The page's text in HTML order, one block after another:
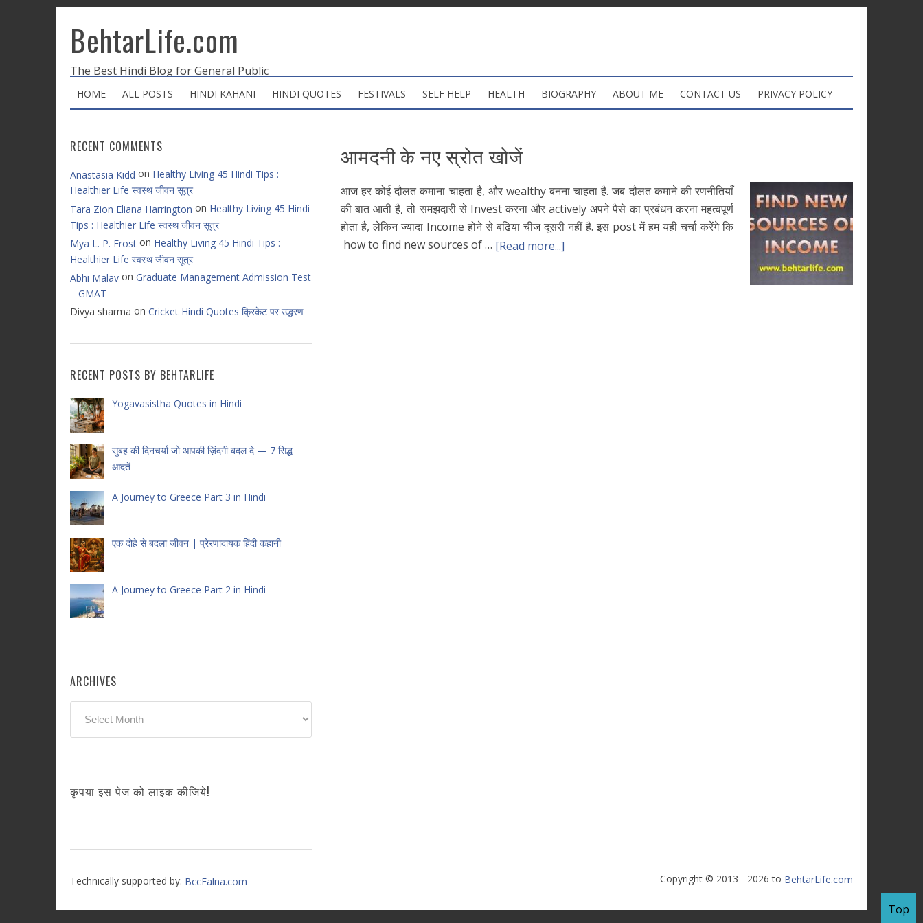
BehtarLife.com
The Best Hindi Blog for General Public
HOME ALL POSTS HINDI KAHANI HINDI QUOTES FESTIVALS SELF HELP HEALTH BIOGRAPHY ABOUT ME CONTACT US PRIVACY POLICY
आमदनी के नए स्रोत खोजें
आज हर कोई दौलत कमाना चाहता है, और wealthy बनना चाहता है. जब दौलत कमाने की रणनीतियाँ
की बात आती है, तो समझदारी से Invest करना और actively अपने पैसे का प्रबंधन करना महत्वपूर्ण
होता है, लेकिन ज्यादा Income होने से बढिया चीज दूसरी नहीं है. इस post में हम यही चर्चा करेंगे कि
how to find new sources of … [Read more...]
RECENT COMMENTS
Anastasia Kidd on Healthy Living 45 Hindi Tips :
Healthier Life स्वस्थ जीवन सूत्र
Tara Zion Eliana Harrington on Healthy Living 45 Hindi
Tips : Healthier Life स्वस्थ जीवन सूत्र
Mya L. P. Frost on Healthy Living 45 Hindi Tips :
Healthier Life स्वस्थ जीवन सूत्र
Abhi Malav on Graduate Management Admission Test
– GMAT
Divya sharma on Cricket Hindi Quotes क्रिकेट पर उद्धरण
RECENT POSTS BY BEHTARLIFE
Yogavasistha Quotes in Hindi
सुबह की दिनचर्या जो आपकी ज़िंदगी बदल दे — 7 सिद्ध
आदतें
A Journey to Greece Part 3 in Hindi
एक दोहे से बदला जीवन | प्रेरणादायक हिंदी कहानी
A Journey to Greece Part 2 in Hindi
ARCHIVES
कृपया इस पेज को लाइक कीजिये!
Technically supported by: BccFalna.com Copyright © 2013 - 2026 to BehtarLife.com
Top